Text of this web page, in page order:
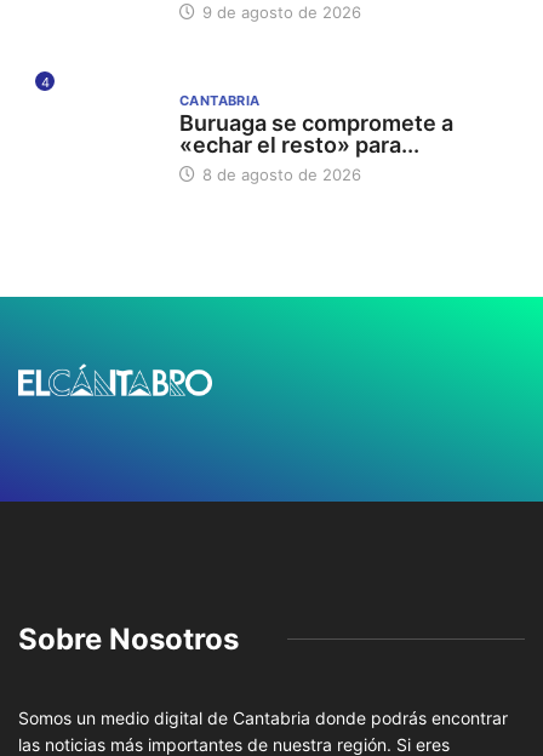
9 de agosto de 2026
4
CANTABRIA
Buruaga se compromete a
«echar el resto» para...
8 de agosto de 2026
Sobre Nosotros
Somos un medio digital de Cantabria donde podrás encontrar
las noticias más importantes de nuestra región. Si eres